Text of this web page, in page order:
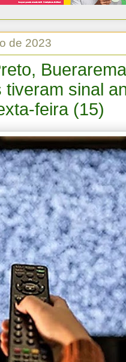
de 2023
tiveram sinal
feira (15)